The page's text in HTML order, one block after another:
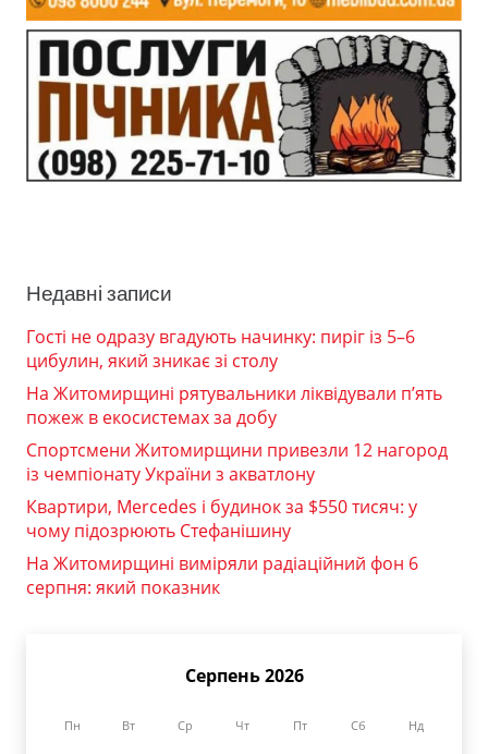
Недавні записи
Гості не одразу вгадують начинку: пиріг із 5–6
цибулин, який зникає зі столу
На Житомирщині рятувальники ліквідували п’ять
пожеж в екосистемах за добу
Спортсмени Житомирщини привезли 12 нагород
із чемпіонату України з акватлону
Квартири, Mercedes і будинок за $550 тисяч: у
чому підозрюють Стефанішину
На Житомирщині виміряли радіаційний фон 6
серпня: який показник
Серпень 2026
Пн Вт Ср Чт Пт Сб Нд